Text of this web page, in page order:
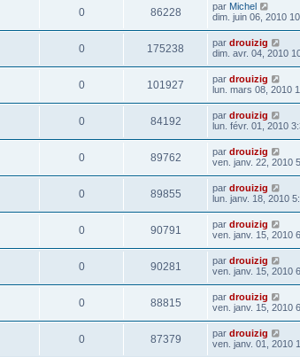
0 86228 par Michel
dim. juin 06, 2010
0 175238 par drouizig
dim. avr. 04, 2010
0 101927 par drouizig
lun. mars 08, 2010
0 84192 par drouizig
lun. févr. 01, 2010
0 89762 par drouizig
ven. janv. 22, 2010
0 89855 par drouizig
lun. janv. 18, 2010
0 90791 par drouizig
ven. janv. 15, 2010
0 90281 par drouizig
ven. janv. 15, 2010
0 88815 par drouizig
ven. janv. 15, 2010
0 87379 par drouizig
ven. janv. 01, 2010